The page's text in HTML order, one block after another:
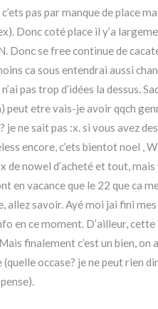
c’ets pas par manque de place
Donc coté place il y’a
Donc se free continue de
ca sous entendrai aussi
pas trop d’idées la dessus.
peut etre vais-je avoir qqch
je ne sait pas :x. si vous avez
encore, c’ets bientot noel ,
de nowel d’acheté et tout,
en vacance que le 22 que ca
allez savoir. Ayé moi jai fini
en ce moment. D’ailleur,
finalement c’est un bien,
(quelle occase? je ne peut rien